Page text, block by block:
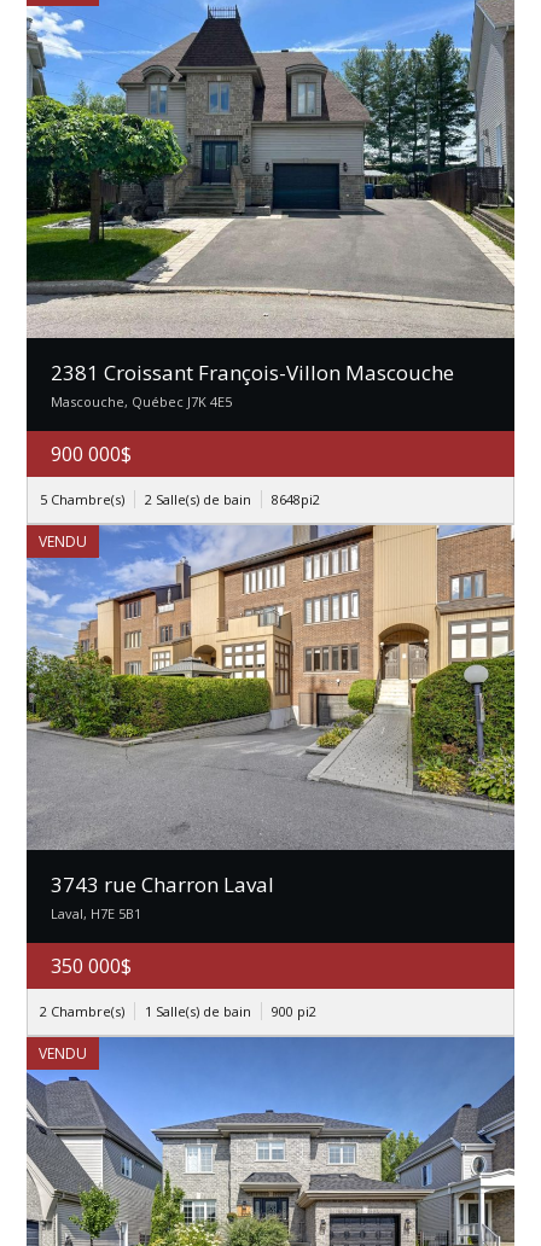
2381 Croissant François-Villon Mascouche
Mascouche, Québec J7K 4E5
900 000$
5 Chambre(s) 2 Salle(s) de bain 8648pi2
VENDU
3743 rue Charron Laval
Laval, H7E 5B1
350 000$
2 Chambre(s) 1 Salle(s) de bain 900 pi2
VENDU